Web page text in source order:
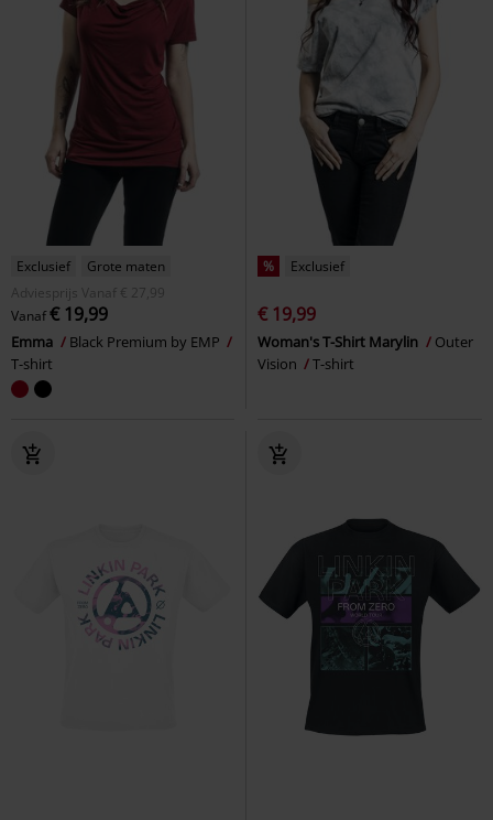
Exclusief
Grote maten
Adviesprijs
Vanaf € 27,99
Vanaf€ 19,99
Emma
Black Premium by EMP
T-shirt
% Exclusief
€ 19,99
Woman's T-Shirt Marylin
Outer
Vision
T-shirt